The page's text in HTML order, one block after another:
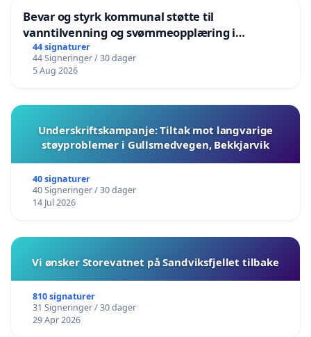
Bevar og styrk kommunal støtte til
vanntilvenning og svømmeopplæring i
barnehagene i Haugesund
44 signaturer
44 Signeringer / 30 dager
5 Aug 2026
Underskriftskampanje: Tiltak mot langvarige
støyproblemer i Gullsmedvegen, Bekkjarvik
40 signaturer
40 Signeringer / 30 dager
14 Jul 2026
Vi ønsker Storevatnet på Sandviksfjellet tilbake
810 signaturer
31 Signeringer / 30 dager
29 Apr 2026